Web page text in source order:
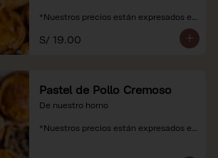
*Nuestros precios están expresados en
recargo al consumo.
S/ 19.00
Pastel de Pollo Cremoso
De nuestro horno
*Nuestros precios están expresados en